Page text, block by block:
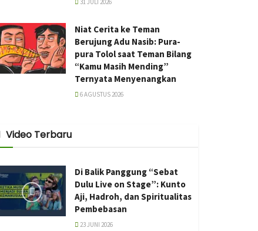
31 JULI 2026
Niat Cerita ke Teman
Berujung Adu Nasib: Pura-
pura Tolol saat Teman Bilang
“Kamu Masih Mending”
Ternyata Menyenangkan
6 AGUSTUS 2026
Video Terbaru
Di Balik Panggung “Sebat
Dulu Live on Stage”: Kunto
Aji, Hadroh, dan Spiritualitas
Pembebasan
23 JUNI 2026